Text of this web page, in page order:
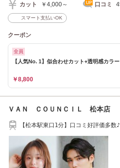
カット ￥4,000～ 口コミ
スマート支払いOK
クーポン
全員
【人気No. 1】似合わせカット+透明感カラ
￥8,800
ＶＡＮ ＣＯＵＮＣＩＬ 松本店
【松本駅東口1分】口コミ好評価多